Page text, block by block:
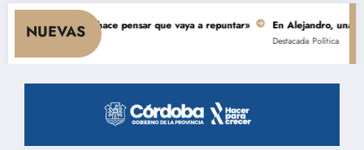
NUEVAS
y nada hace pensar que vaya a repuntar» En Alejandro, una obra de
Política